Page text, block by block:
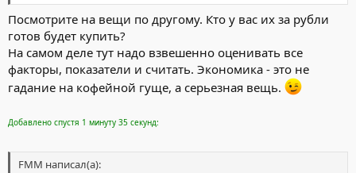
Посмотрите на вещи по другому. Кто у вас их за рубли
готов будет купить?
На самом деле тут надо взвешенно оценивать все
факторы, показатели и считать. Экономика - это не
гадание на кофейной гуще, а серьезная вещь.
Добавлено спустя 1 минуту 35 секунд:
FMM написал(а):